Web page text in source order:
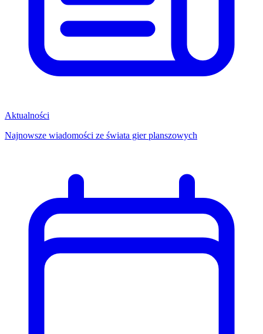
Aktualności
Najnowsze wiadomości ze świata gier planszowych